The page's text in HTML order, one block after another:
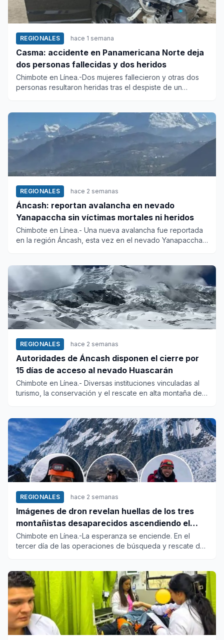
REGIONALES hace 1 semana
Casma: accidente en Panamericana Norte deja
dos personas fallecidas y dos heridos
Chimbote en Línea.-Dos mujeres fallecieron y otras dos
personas resultaron heridas tras el despiste de un
REGIONALES hace 2 semanas
Áncash: reportan avalancha en nevado
Yanapaccha sin víctimas mortales ni heridos
Chimbote en Línea.- Una nueva avalancha fue reportada
en la región Áncash, esta vez en el nevado Yanapaccha,
REGIONALES hace 2 semanas
Autoridades de Áncash disponen el cierre por
15 días de acceso al nevado Huascarán
Chimbote en Línea.- Diversas instituciones vinculadas al
turismo, la conservación y el rescate en alta montaña de
REGIONALES hace 2 semanas
Imágenes de dron revelan huellas de los tres
montañistas desaparecidos ascendiendo el
Huascarán
Chimbote en Línea.-La esperanza se enciende. En el
tercer día de las operaciones de búsqueda y rescate de